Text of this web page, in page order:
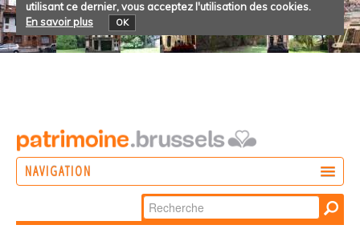
utilisant ce dernier, vous acceptez l'utilisation des cookies.
En savoir plus
OK
NAVIGATION
Chercher par
Recherche